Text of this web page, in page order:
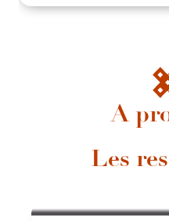
A
Les